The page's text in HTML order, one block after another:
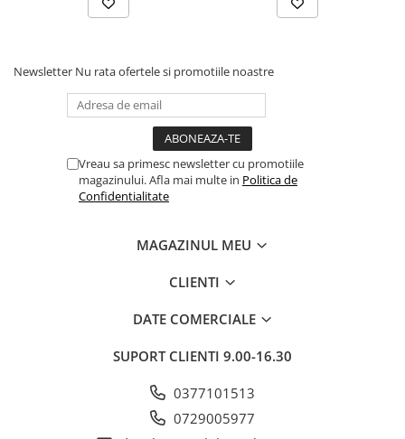
Newsletter Nu rata ofertele si promotiile noastre
Vreau sa primesc newsletter cu promotiile
magazinului. Afla mai multe in Politica de
Confidentialitate
MAGAZINUL MEU
CLIENTI
DATE COMERCIALE
SUPORT CLIENTI 9.00-16.30
0377101513
0729005977